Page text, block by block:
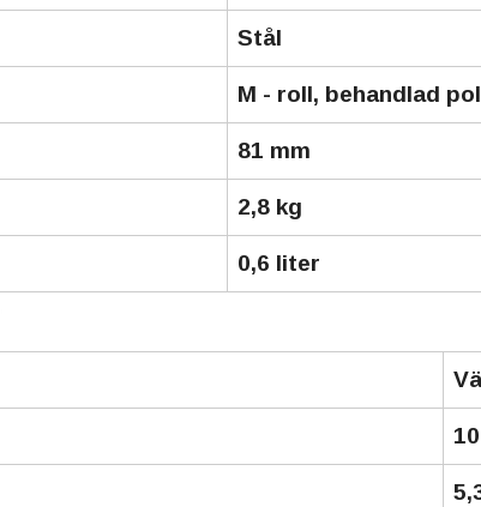
Stål
M - roll, behandlad
81 mm
2,8 kg
0,6 liter